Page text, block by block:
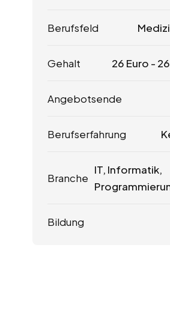
Berufsfeld
Gehalt 26 Euro - 26
Angebotsende
Berufserfahrung
Branche
IT, Informatik,
Bildung